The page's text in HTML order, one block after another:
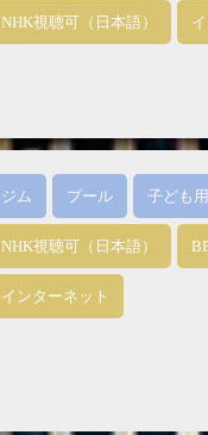
NHK視聴可（日本語）
ジム プール 子ども
NHK視聴可（日本語）
インターネット